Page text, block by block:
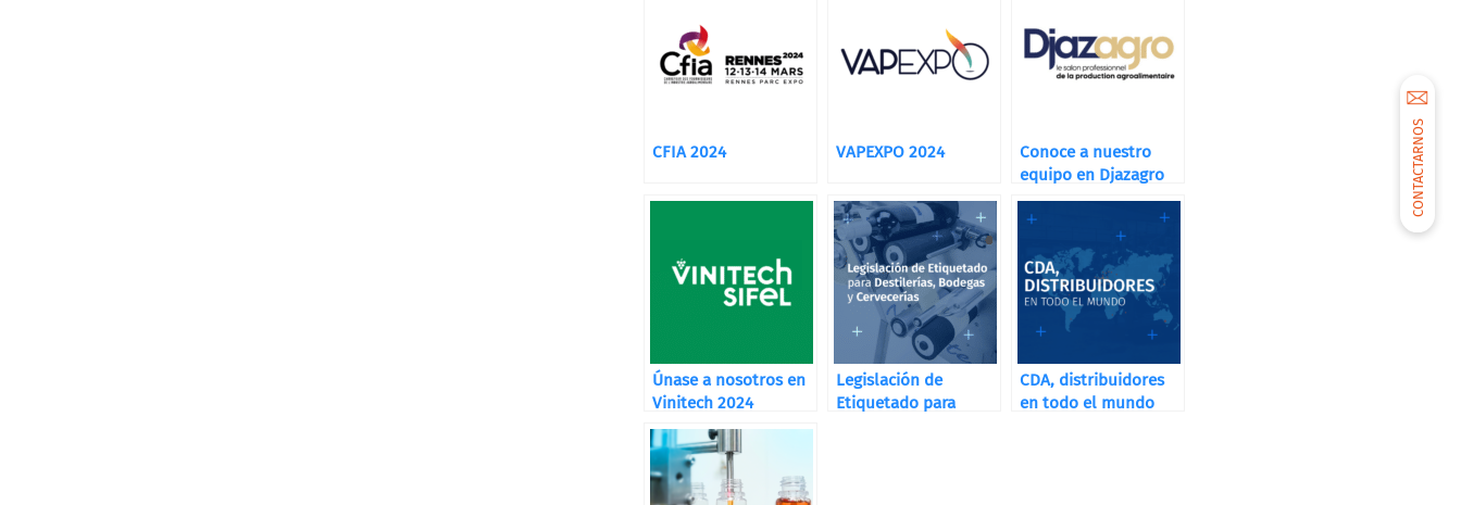
CONTACTARNOS
CFIA 2024 VAPEXPO 2024
Conoce a nuestro
equipo en Djazagro
Únase a nosotros en
Vinitech 2024
Legislación de
Etiquetado para
CDA, distribuidores
en todo el mundo